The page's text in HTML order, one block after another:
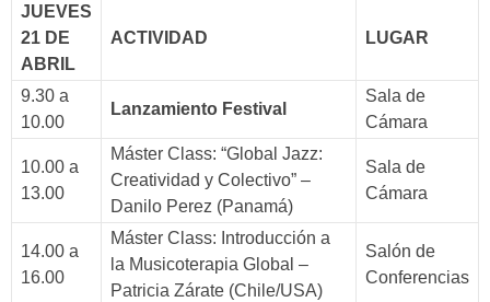
JUEVES
21 DE
ABRIL
ACTIVIDAD LUGAR
9.30 a
10.00
Lanzamiento Festival
Sala de
Cámara
10.00 a
13.00
Máster Class: “Global Jazz:
Creatividad y Colectivo” –
Danilo Perez (Panamá)
Sala de
Cámara
14.00 a
16.00
Máster Class: Introducción a
la Musicoterapia Global –
Patricia Zárate (Chile/USA)
Salón de
Conferencias